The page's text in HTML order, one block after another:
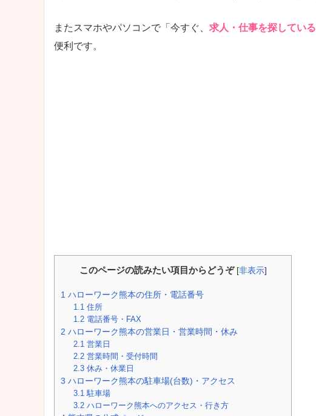
またスマホやパソコンで「今すぐ、 求人・仕事を探している
便利です。
このページの読みたい項目からどうぞ [非表示]
1 ハローワーク熊本の住所・電話番号
1.1 住所
1.2 電話番号・FAX
2 ハローワーク熊本の営業日・営業時間・休み
2.1 営業日
2.2 営業時間・受付時間
2.3 休み・休業日
3 ハローワーク熊本の駐車場(台数)・アクセス
3.1 駐車場
3.2 ハローワーク熊本へのアクセス・行き方